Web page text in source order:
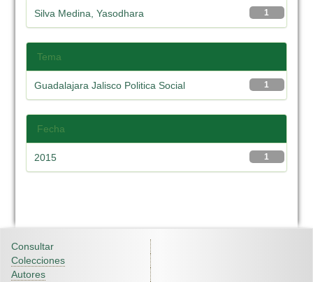
1
Silva Medina, Yasodhara
Tema
1
Guadalajara Jalisco Politica Social
Fecha
1
2015
Consultar
Colecciones
Autores